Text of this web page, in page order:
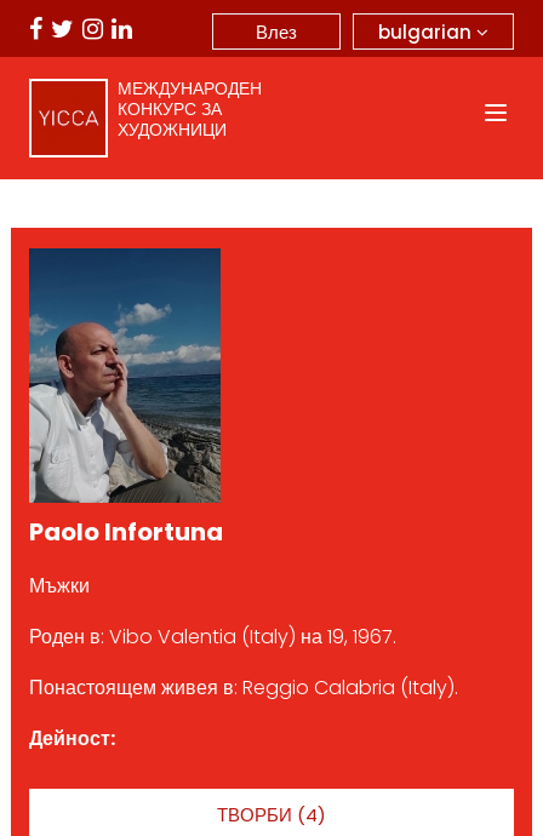
bulgarian
Влез
МЕЖДУНАРОДЕН
КОНКУРС ЗА
ХУДОЖНИЦИ
Paolo Infortuna
Мъжки
Роден в: Vibo Valentia (Italy) на 19, 1967.
Понастоящем живея в: Reggio Calabria (Italy).
Дейност:
ТВОРБИ (4)